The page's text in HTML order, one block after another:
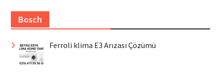
Bosch
Ferroli klima E3 Arızası Çözümü